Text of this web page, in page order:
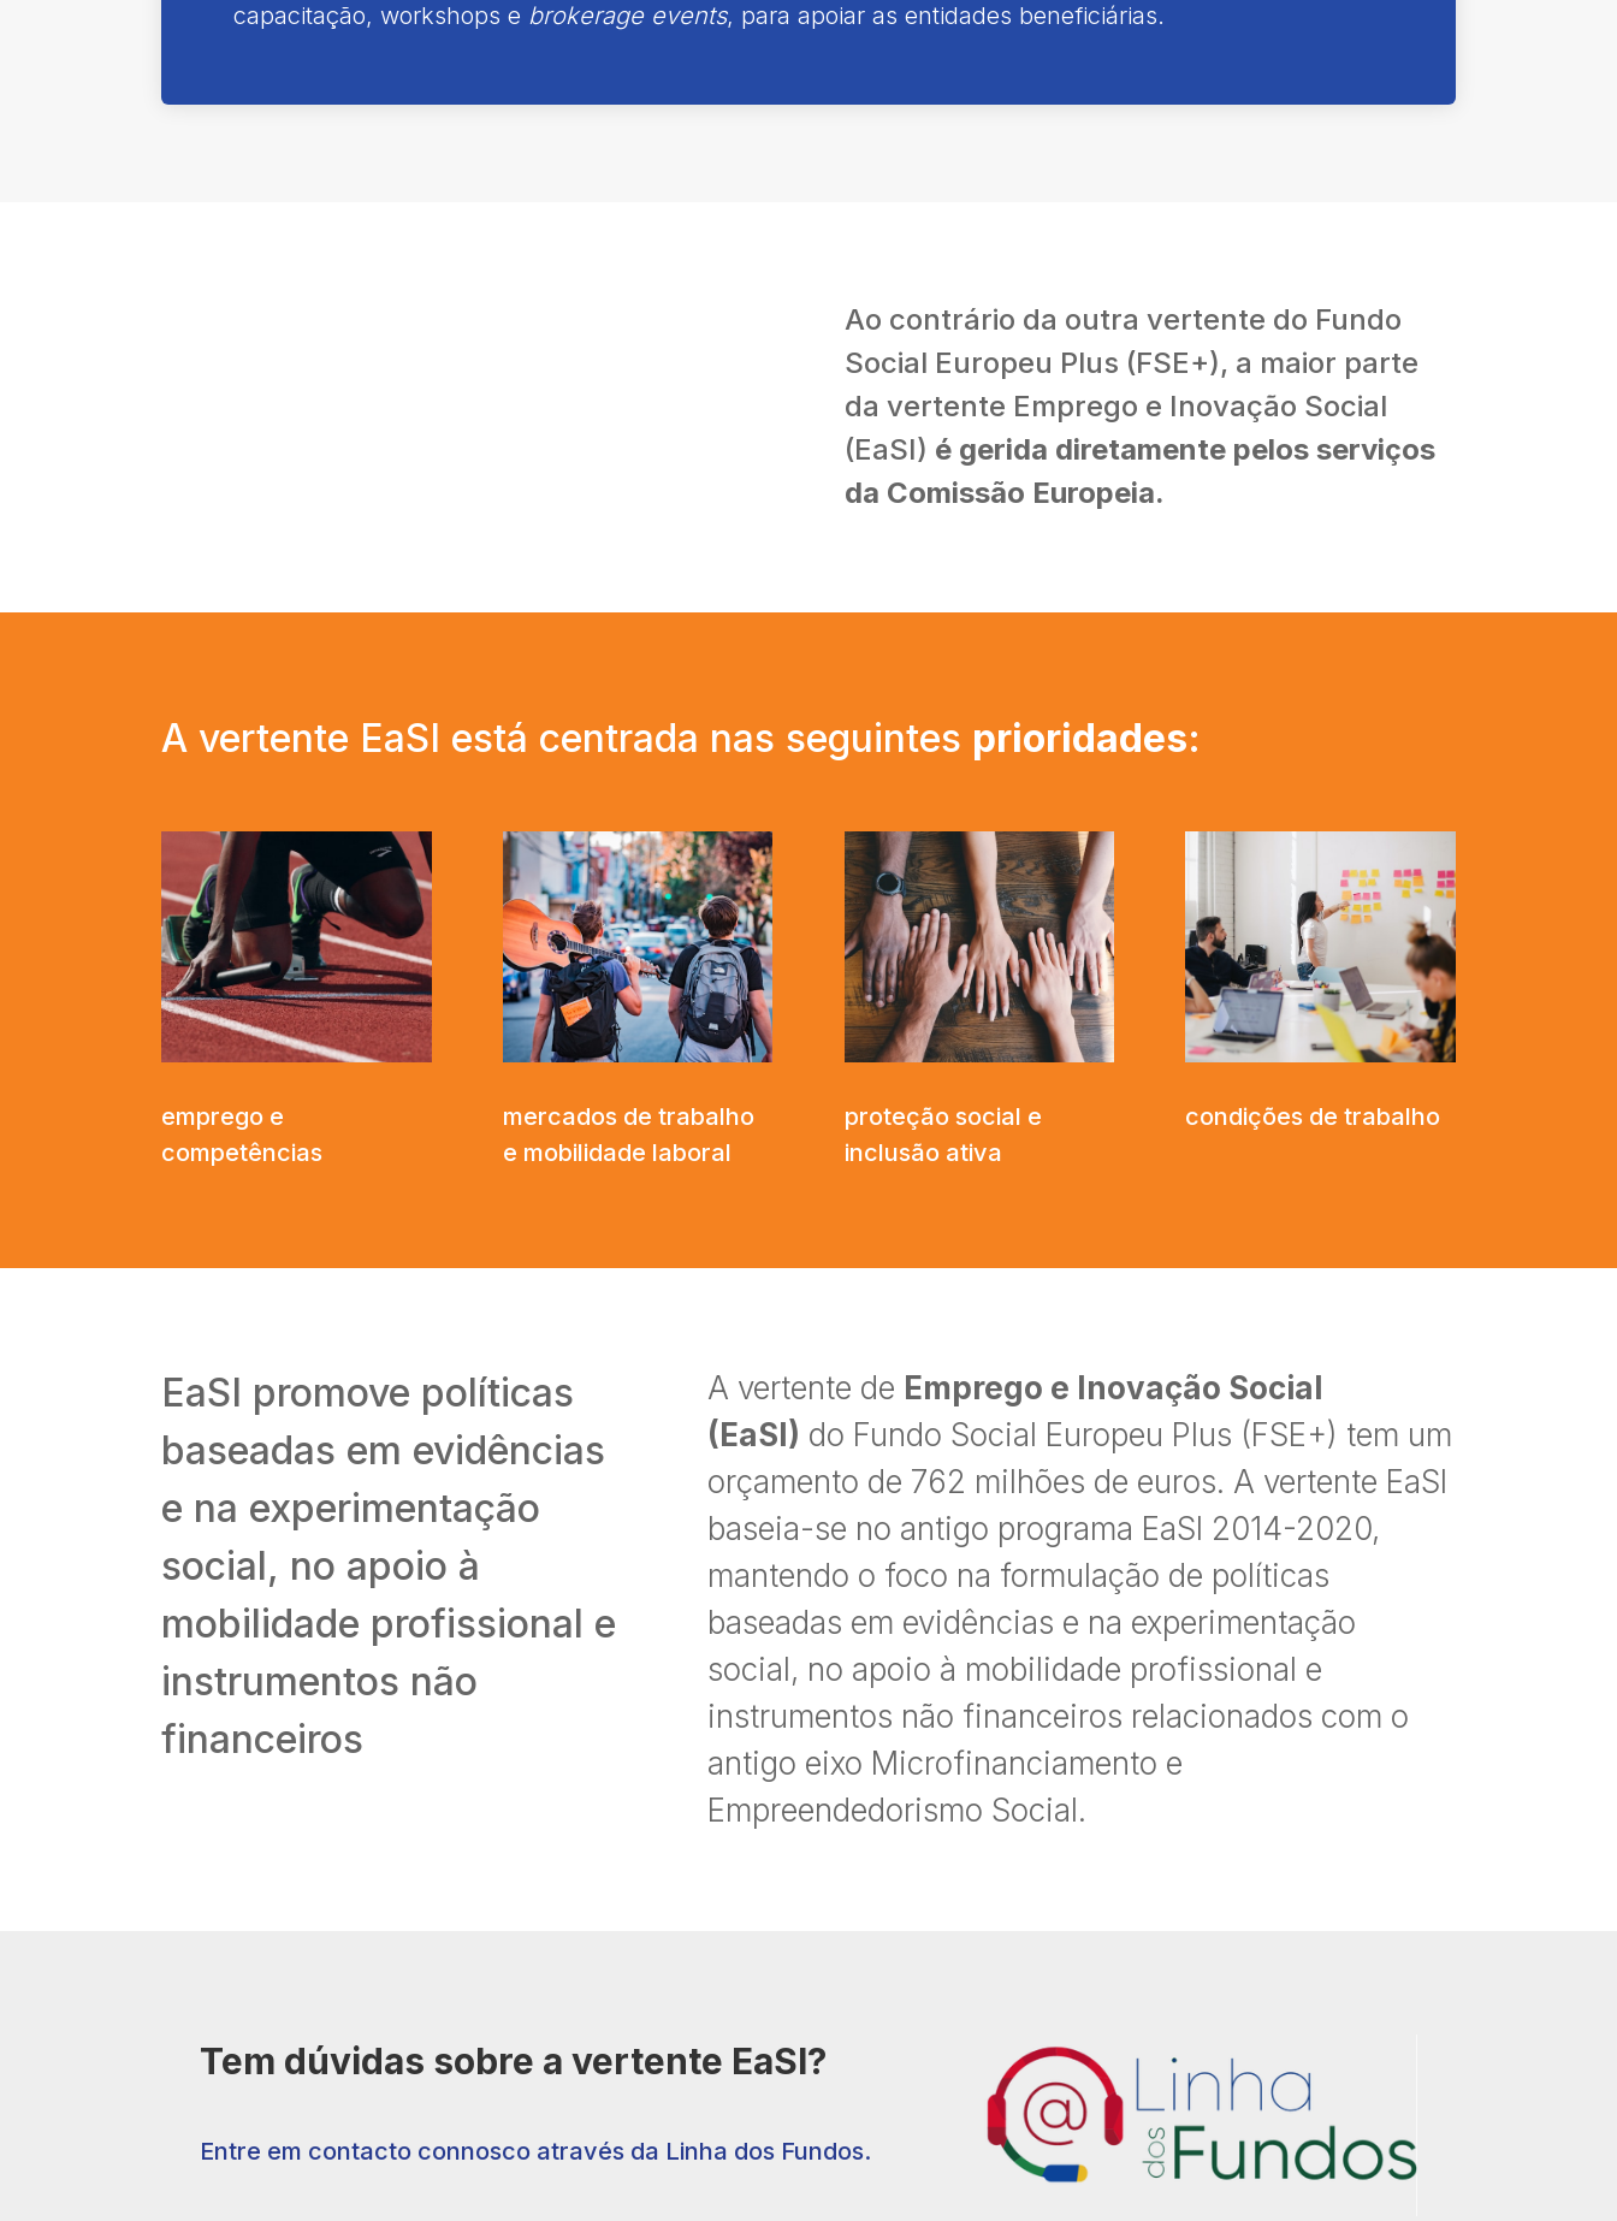
capacitação, workshops e brokerage events, para apoiar as entidades beneficiárias.
Ao contrário da outra vertente do Fundo
Social Europeu Plus (FSE+), a maior parte
da vertente Emprego e Inovação Social
(EaSI) é gerida diretamente pelos serviços
da Comissão Europeia.
A vertente EaSI está centrada nas seguintes prioridades:
emprego e
competências
mercados de trabalho
e mobilidade laboral
proteção social e
inclusão ativa
condições de trabalho
EaSI promove políticas
baseadas em evidências
e na experimentação
social, no apoio à
mobilidade profissional e
instrumentos não
financeiros
A vertente de Emprego e Inovação Social
(EaSI) do Fundo Social Europeu Plus (FSE+) tem um
orçamento de 762 milhões de euros. A vertente EaSI
baseia-se no antigo programa EaSI 2014-2020,
mantendo o foco na formulação de políticas
baseadas em evidências e na experimentação
social, no apoio à mobilidade profissional e
instrumentos não financeiros relacionados com o
antigo eixo Microfinanciamento e
Empreendedorismo Social.
Tem dúvidas sobre a vertente EaSI?
Entre em contacto connosco através da Linha dos Fundos.